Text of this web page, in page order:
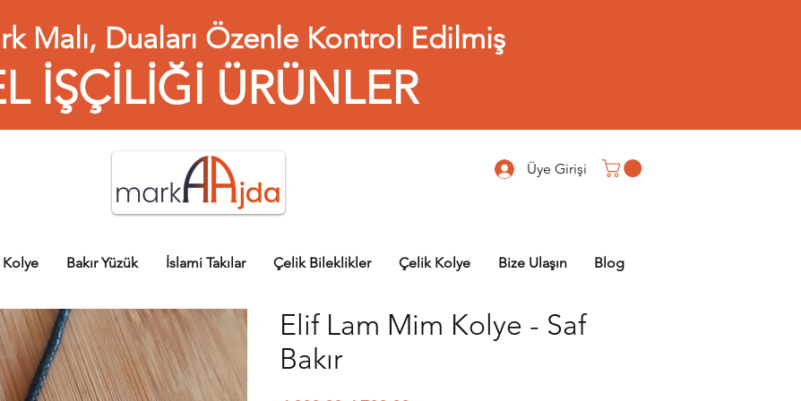
Malı, Duaları Özenle Kontrol Edilmiş
İŞÇİLİĞİ ÜRÜNLER
Üye Girişi
Kolye Bakır Yüzük İslami Takılar Çelik Bileklikler Çelik Kolye Bize Ulaşın Blog
Elif Lam Mim Kolye - Saf
Bakır